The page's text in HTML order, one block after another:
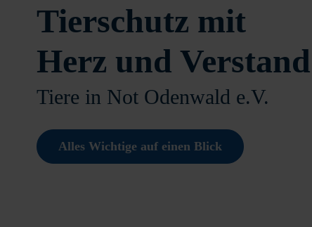
Tierschutz mit
Herz und Verstand
Tiere in Not Odenwald e.V.
Alles Wichtige auf einen Blick